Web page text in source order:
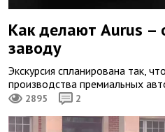
Как делают Aurus –
заводу
Экскурсия спланирована так,
производства премиальных
2895 2